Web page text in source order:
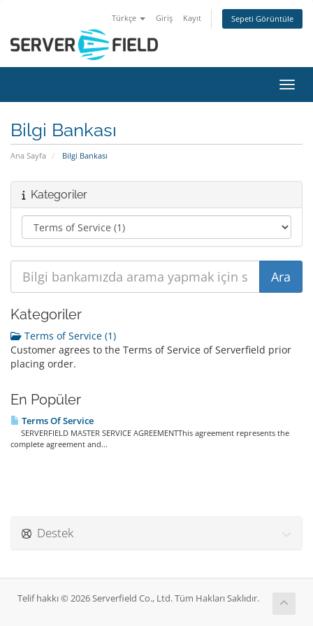
Türkçe Giriş Kayıt Sepeti Görüntüle
Bilgi Bankası
Ana Sayfa Bilgi Bankası
Kategoriler
Kategoriler
Terms of Service (1)
Customer agrees to the Terms of Service of Serverfield prior
placing order.
En Popüler
Terms Of Service
SERVERFIELD MASTER SERVICE AGREEMENTThis agreement represents the
complete agreement and...
Destek
Telif hakkı © 2026 Serverfield Co., Ltd. Tüm Hakları Saklıdır.